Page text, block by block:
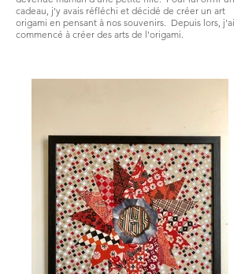
cadeau, j'y avais réfléchi et décidé de créer un art
origami en pensant à nos souvenirs. Depuis lors, j'ai
commencé à créer des arts de l'origami.